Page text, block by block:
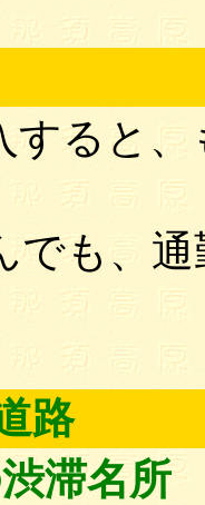
ると、
も、通
路
滞名所